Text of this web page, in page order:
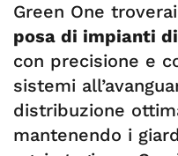
Green One
posa di impianti
con precisione e
sistemi
distribuzione
mantenendo i